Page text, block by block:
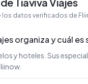
los datos verificados de
organiza y cuál
y hoteles. Sus